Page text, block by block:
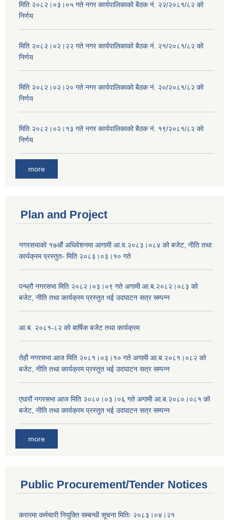
मिति २०८२।०३।०५ गते नगर कार्यपालिकाको बैठक नं. २२/२०८१/८२ को
निर्णय
मिति २०८२।०२।२२ गते नगर कार्यपालिकाको बैठक नं. २१/२०८१/८२ को
निर्णय
मिति २०८२।०२।२० गते नगर कार्यपालिकाको बैठक नं. २०/२०८१/८२ को
निर्णय
मिति २०८२।०२।१३ गते नगर कार्यपालिकाको बैठक नं. १९/२०८१/८२ को
निर्णय
more
Plan and Project
नगरसभाको १७औं अधिवेशनमा आगामी आ.व.२०८३।०८४ को बजेट, नीति तथा
कार्यक्रम प्रस्तुत- मिति २०८३।०३।१० गते
पन्ध्रौ नगरसभा मिति २०८२।०३।०९ गते अगामी आ.ब.२०८२।०८३ को
बजेट, नीति तथा कार्यक्रम प्रस्तुत भई उदघाटन सत्र सम्पन्न
आ.ब. २०८१-८२ को बार्षिक बजेट तथा कार्यक्रम
तेर्हौ नगरसभा आज मिति २०८१।०३।१० गते अगामी आ.ब.२०८१।०८२ को
बजेट, नीति तथा कार्यक्रम प्रस्तुत भई उदघाटन सत्र सम्पन्न
एघारौं नगरसभा आज मिति २०८०।०३।०६ गते अगामी आ.ब.२०८०।०८१ को
बजेट, नीति तथा कार्यक्रम प्रस्तुत भई उदघाटन सत्र सम्पन्न
more
Public Procurement/Tender Notices
करारमा कर्मचारी नियुक्ति सम्बन्धी सूचना मितिः २०८३।०४।२१